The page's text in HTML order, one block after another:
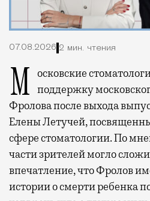
07.08.2026 2 мин. чтения
Московские
поддержку
Фролова после выхода
Елены Летучей,
сфере стоматологии. По
части зрителей могло
впечатление, что Фролов
истории о смерти ребенка